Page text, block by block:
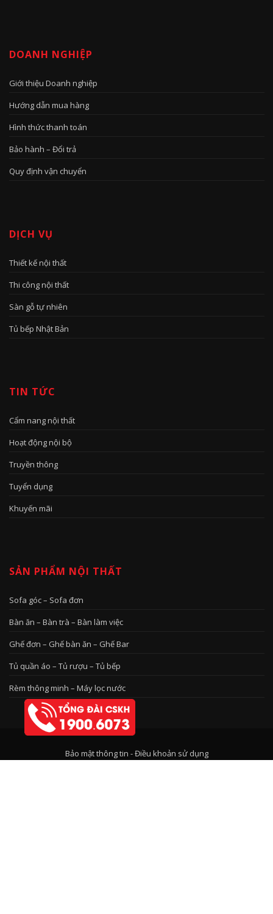
DOANH NGHIỆP
Giới thiệu Doanh nghiệp
Hướng dẫn mua hàng
Hình thức thanh toán
Bảo hành – Đổi trả
Quy định vận chuyển
DỊCH VỤ
Thiết kế nội thất
Thi công nội thất
Sàn gỗ tự nhiên
Tủ bếp Nhật Bản
TIN TỨC
Cẩm nang nội thất
Hoạt động nội bộ
Truyền thông
Tuyển dụng
Khuyến mãi
SẢN PHẨM NỘI THẤT
Sofa góc – Sofa đơn
Bàn ăn – Bàn trà – Bàn làm việc
Ghế đơn – Ghế bàn ăn – Ghế Bar
Tủ quần áo – Tủ rượu – Tủ bếp
Rèm thông minh – Máy lọc nước
Bảo mật thông tin -Điều khoản sử dụng